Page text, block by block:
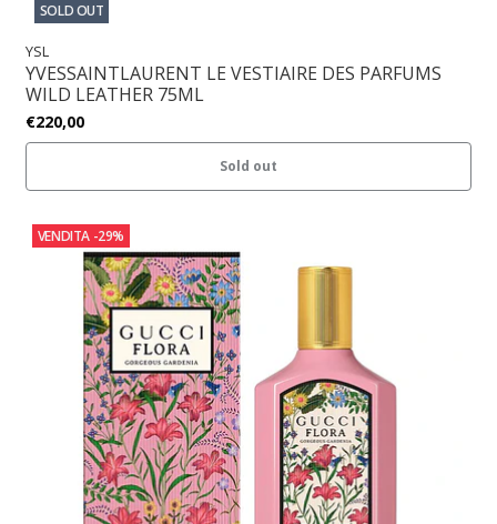
SOLD OUT
YSL
YVESSAINTLAURENT LE VESTIAIRE DES PARFUMS
WILD LEATHER 75ML
€220,00
Sold out
VENDITA -29%